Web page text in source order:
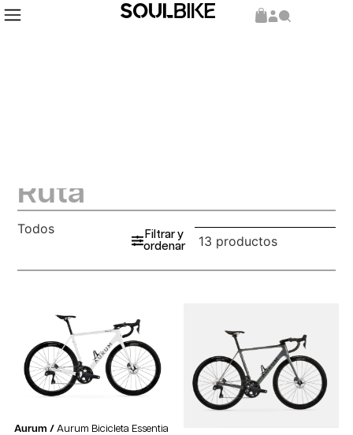
Ruta
Todos
Filtrar y
ordenar
13 productos
Aurum / Aurum Bicicleta Essentia